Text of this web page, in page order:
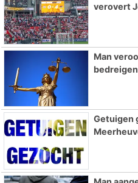
verovert
Man
Getuigen